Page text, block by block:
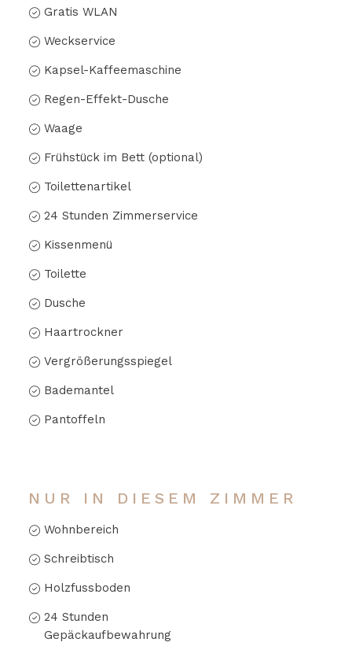
Gratis WLAN
Weckservice
Kapsel-Kaffeemaschine
Regen-Effekt-Dusche
Waage
Frühstück im Bett (optional)
Toilettenartikel
24 Stunden Zimmerservice
Kissenmenü
Toilette
Dusche
Haartrockner
Vergrößerungsspiegel
Bademantel
Pantoffeln
NUR IN DIESEM ZIMMER
Wohnbereich
Schreibtisch
Holzfussboden
24 Stunden
Gepäckaufbewahrung